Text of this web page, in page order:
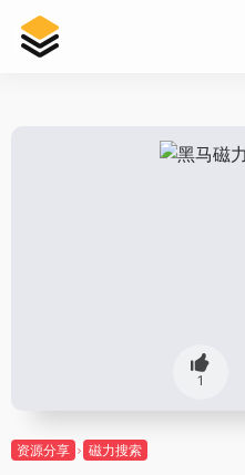
1
资源分享 磁力搜索